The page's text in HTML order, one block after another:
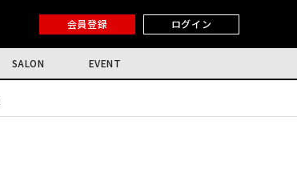
会員登録 ログイン
SALON EVENT